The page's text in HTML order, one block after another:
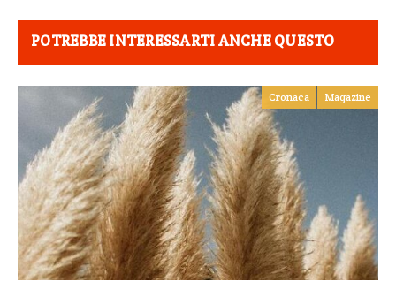
POTREBBE INTERESSARTI ANCHE QUESTO
Cronaca Magazine